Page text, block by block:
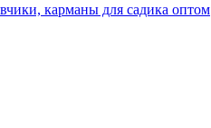
карманы для садика оптом